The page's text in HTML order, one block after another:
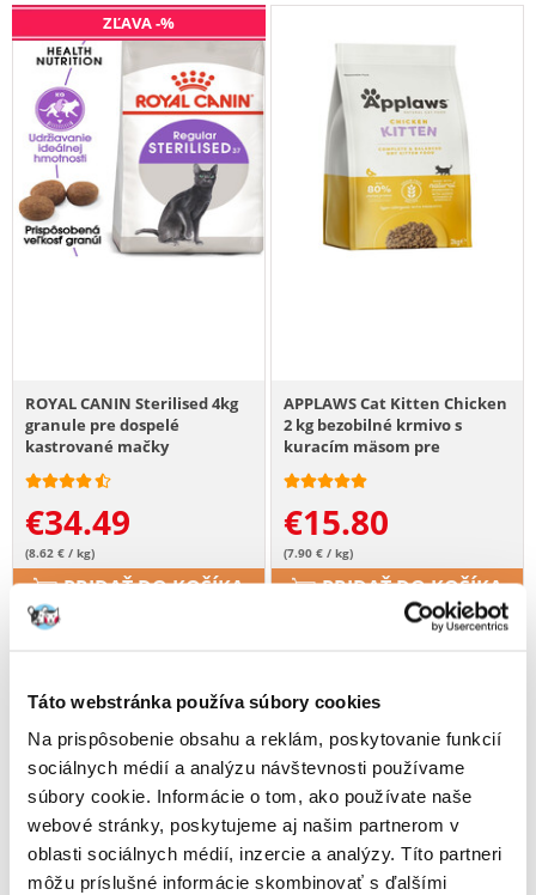
Táto webstránka používa súbory cookies
Na prispôsobenie obsahu a reklám, poskytovanie funkcií
sociálnych médií a analýzu návštevnosti používame
súbory cookie. Informácie o tom, ako používate naše
webové stránky, poskytujeme aj našim partnerom v
oblasti sociálnych médií, inzercie a analýzy. Títo partneri
môžu príslušné informácie skombinovať s ďalšími
ROYAL CANIN Sterilised 4kg
granule pre dospelé
kastrované mačky
€34.49
(8.62 € / kg)
ZĽAVA -%
PRIDAŤ DO KOŠÍKA
APPLAWS Cat Kitten Chicken
2 kg bezobilné krmivo s
kuracím mäsom pre
mačiatka
€15.80
(7.90 € / kg)
PRIDAŤ DO KOŠÍKA